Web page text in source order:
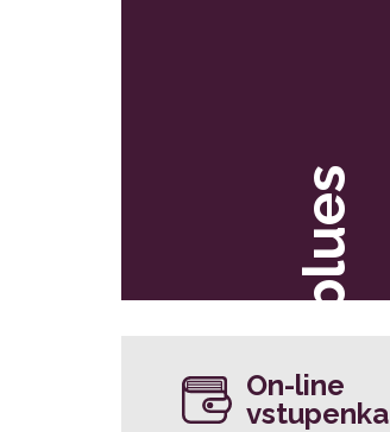
blues
On-line
vstupenka